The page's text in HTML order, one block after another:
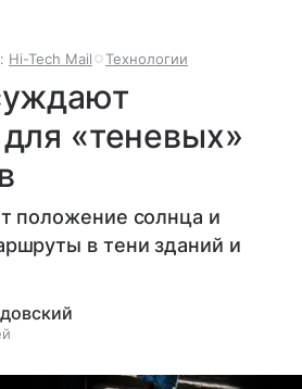
Hi-Tech Mail Технологии
«теневых»
положение солнца и
в тени зданий и